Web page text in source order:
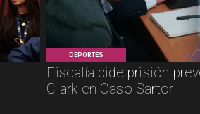
DEPORTES
Fiscalía pide prisión
Clark en Caso Sartor